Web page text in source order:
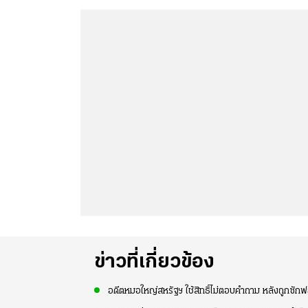
ข่าวที่เกี่ยวข้อง
อดีตหมอใหญ่สหรัฐฯ ใช้สิทธิ์ไม่ตอบคำถาม หลังถูกซัก